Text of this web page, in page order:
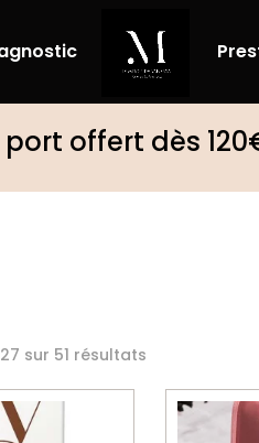
port offert dès
sur 51 résultatsTrié
popularité